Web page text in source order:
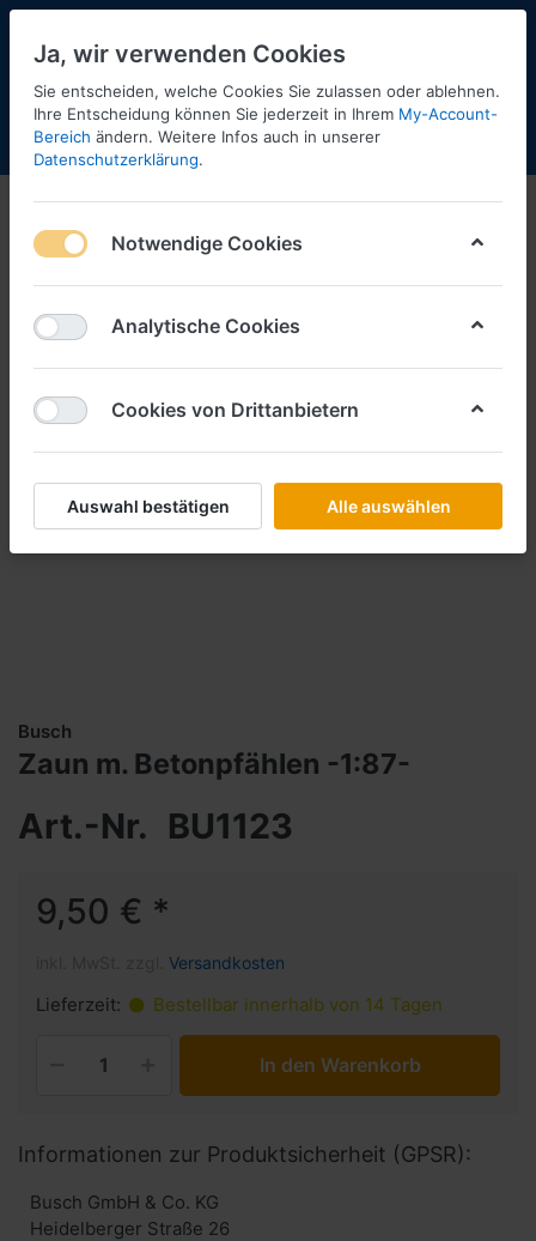
Menü Anmelden Shopaktualisierung
Busch
Zaun m. Betonpfählen -1:87-
Art.-Nr. BU1123
9,50 € *
Versandkosten
Lieferzeit: Bestellbar innerhalb von 14 Tagen
In den Warenkorb
Informationen zur Produktsicherheit (GPSR):
Busch GmbH & Co. KG
Heidelberger Straße 26
Ja, wir verwenden Cookies
Sie entscheiden, welche Cookies Sie zulassen oder ablehnen.
Ihre Entscheidung können Sie jederzeit in Ihrem My-Account-
Bereich ändern. Weitere Infos auch in unserer
Datenschutzerklärung.
Notwendige Cookies
Analytische Cookies
Cookies von Drittanbietern
Auswahl bestätigen Alle auswählen